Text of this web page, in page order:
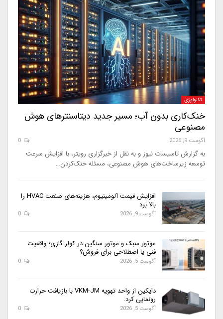
تکنولوژی
خنک‌کاری بدون آب؛ مسیر جدید دیتاسنترهای هوش
مصنوعی
آگوست 9, 2026
به گزارش تاسیسات نیوز و به نقل از خبرگزاری رویتر، با افزایش سرعت
توسعه زیرساخت‌های هوش مصنوعی، مسئله خنک‌کردن…
افزایش قیمت آلومینیوم، هزینه‌های صنعت HVAC را
بالا برد
آگوست 9, 2026
موتور سبک و موتور سنگین در کولر گازی؛ واقعیت
فنی یا اصطلاحی برای فروش؟
آگوست 5, 2026
دایکین از واحد تهویه VKM-JM با بازیافت حرارت
رونمایی کرد.
آگوست 5, 2026